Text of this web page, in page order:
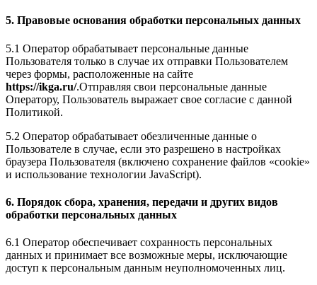
5. Правовые основания обработки персональных данных
5.1 Оператор обрабатывает персональные данные
Пользователя только в случае их отправки Пользователем
через формы, расположенные на сайте
https://ikga.ru/.Отправляя свои персональные данные
Оператору, Пользователь выражает свое согласие с данной
Политикой.
5.2 Оператор обрабатывает обезличенные данные о
Пользователе в случае, если это разрешено в настройках
браузера Пользователя (включено сохранение файлов «cookie»
и использование технологии JavaScript).
6. Порядок сбора, хранения, передачи и других видов
обработки персональных данных
6.1 Оператор обеспечивает сохранность персональных
данных и принимает все возможные меры, исключающие
доступ к персональным данным неуполномоченных лиц.